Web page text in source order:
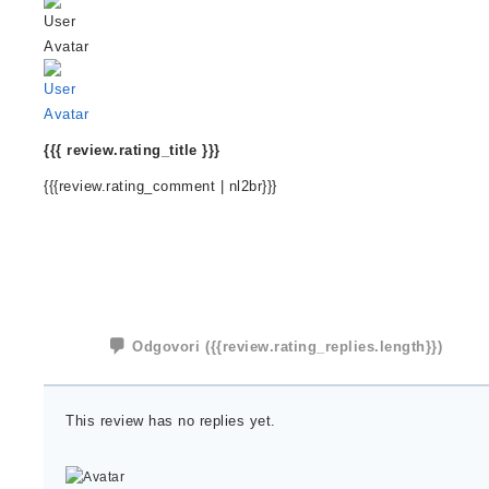
{{{ review.rating_title }}}
{{{review.rating_comment | nl2br}}}
Odgovori ({{review.rating_replies.length}})
This review has no replies yet.